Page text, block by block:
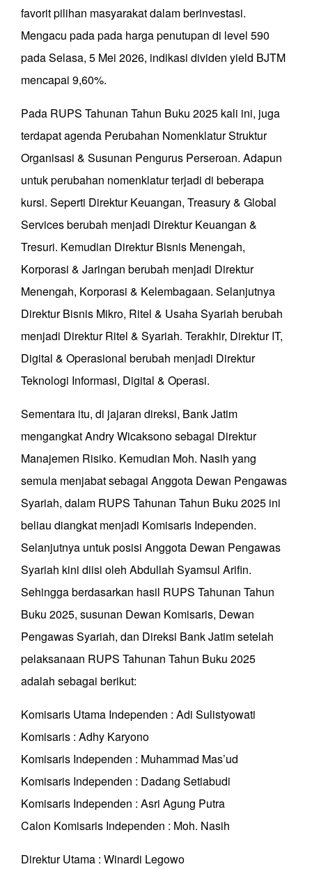
favorit pilihan masyarakat dalam berinvestasi.
Mengacu pada pada harga penutupan di level 590
pada Selasa, 5 Mei 2026, indikasi dividen yield BJTM
mencapai 9,60%.
Pada RUPS Tahunan Tahun Buku 2025 kali ini, juga
terdapat agenda Perubahan Nomenklatur Struktur
Organisasi & Susunan Pengurus Perseroan. Adapun
untuk perubahan nomenklatur terjadi di beberapa
kursi. Seperti Direktur Keuangan, Treasury & Global
Services berubah menjadi Direktur Keuangan &
Tresuri. Kemudian Direktur Bisnis Menengah,
Korporasi & Jaringan berubah menjadi Direktur
Menengah, Korporasi & Kelembagaan. Selanjutnya
Direktur Bisnis Mikro, Ritel & Usaha Syariah berubah
menjadi Direktur Ritel & Syariah. Terakhir, Direktur IT,
Digital & Operasional berubah menjadi Direktur
Teknologi Informasi, Digital & Operasi.
Sementara itu, di jajaran direksi, Bank Jatim
mengangkat Andry Wicaksono sebagai Direktur
Manajemen Risiko. Kemudian Moh. Nasih yang
semula menjabat sebagai Anggota Dewan Pengawas
Syariah, dalam RUPS Tahunan Tahun Buku 2025 ini
beliau diangkat menjadi Komisaris Independen.
Selanjutnya untuk posisi Anggota Dewan Pengawas
Syariah kini diisi oleh Abdullah Syamsul Arifin.
Sehingga berdasarkan hasil RUPS Tahunan Tahun
Buku 2025, susunan Dewan Komisaris, Dewan
Pengawas Syariah, dan Direksi Bank Jatim setelah
pelaksanaan RUPS Tahunan Tahun Buku 2025
adalah sebagai berikut:
Komisaris Utama Independen : Adi Sulistyowati
Komisaris : Adhy Karyono
Komisaris Independen : Muhammad Mas’ud
Komisaris Independen : Dadang Setiabudi
Komisaris Independen : Asri Agung Putra
Calon Komisaris Independen : Moh. Nasih
Direktur Utama : Winardi Legowo